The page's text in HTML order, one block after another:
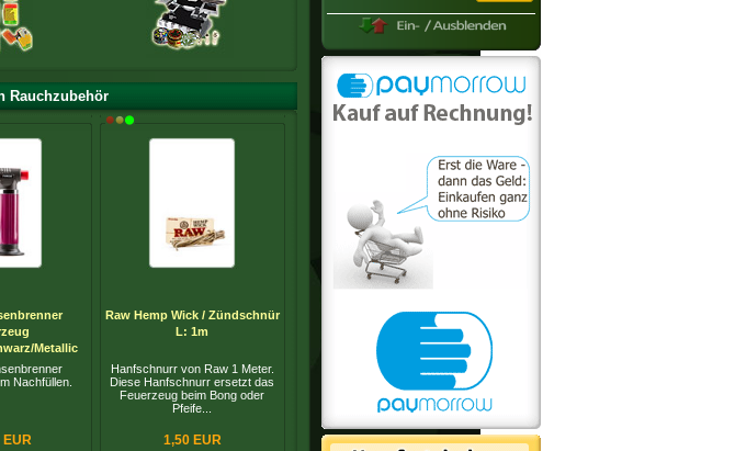
Rauchzubehör
Metallic
Nachfüllen.
EUR
Raw Hemp Wick / Zündschnür
L: 1m
Hanfschnurr von Raw 1 Meter.
Diese Hanfschnurr ersetzt das
Feuerzeug beim Bong oder
Pfeife...
1,50 EUR